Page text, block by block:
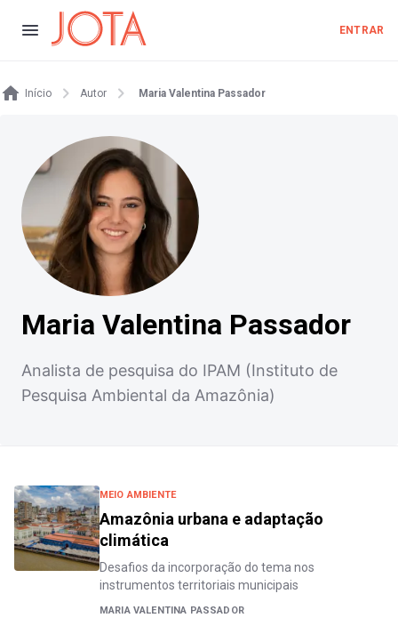
ENTRAR
Início Autor Maria Valentina Passador
Maria Valentina Passador
Analista de pesquisa do IPAM (Instituto de
Pesquisa Ambiental da Amazônia)
MEIO AMBIENTE
Amazônia urbana e adaptação
climática
Desafios da incorporação do tema nos
instrumentos territoriais municipais
MARIA VALENTINA PASSADOR